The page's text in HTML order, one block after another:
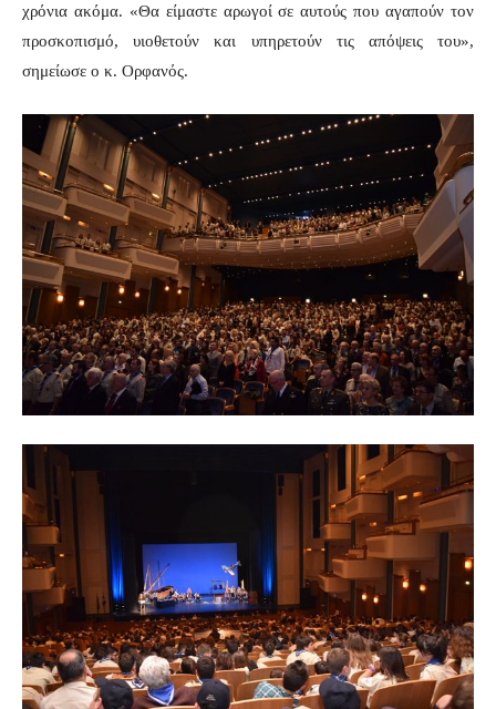
χρόνια ακόμα. «Θα είμαστε αρωγοί σε αυτούς που αγαπούν τον
προσκοπισμό, υιοθετούν και υπηρετούν τις απόψεις του»,
σημείωσε ο κ. Ορφανός.